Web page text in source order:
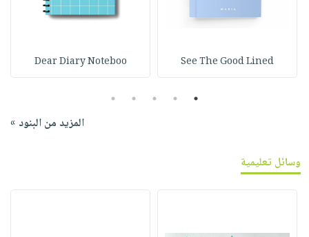
See The Good Lined
Dear Diary Noteboo
1
2
3
4
5
المزيد من البنود »
وسائل تعليمية